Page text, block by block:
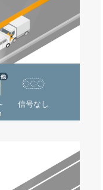
他
信号なし